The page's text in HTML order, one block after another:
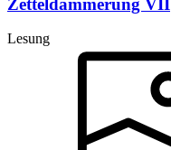
Zetteldämmerung VII
Lesung